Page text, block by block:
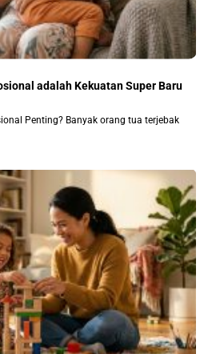
adalah Kekuatan Super Baru
Penting? Banyak orang tua terjebak